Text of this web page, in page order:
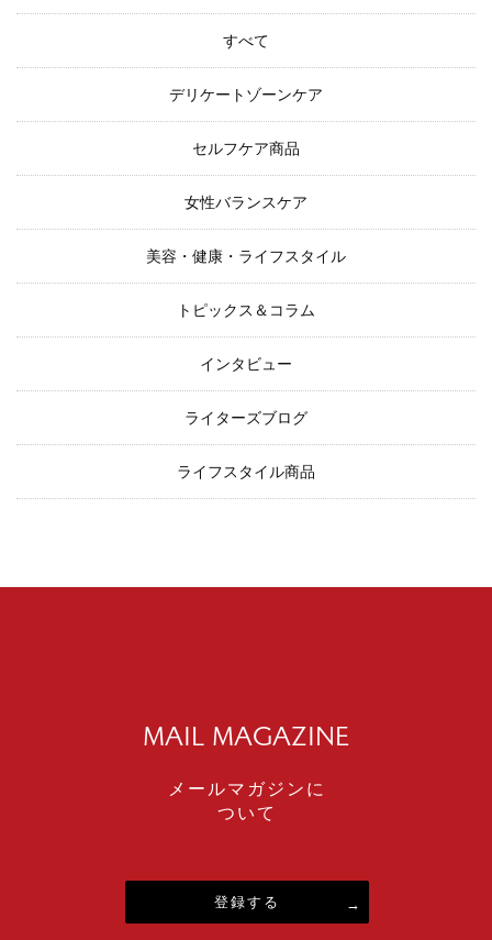
すべて
デリケートゾーンケア
セルフケア商品
女性バランスケア
美容・健康・ライフスタイル
トピックス＆コラム
インタビュー
ライターズブログ
ライフスタイル商品
MAIL MAGAZINE
メールマガジンに
ついて
登録する